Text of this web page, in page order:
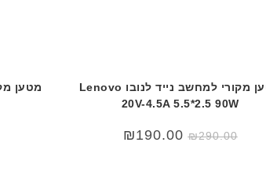
מטען מקורי למחשב נייד לנובו Lenovo
20V-4.5A 5.5*2.5 90W
₪290.00
המחיר
המקורי
₪190.00